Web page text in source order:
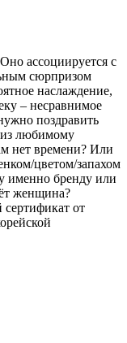
ассоциируется с
сюрпризом
наслаждение,
– несравнимое
поздравить
любимому
нет времени? Или
цветом/запахом
именно бренду или
женщина?
от